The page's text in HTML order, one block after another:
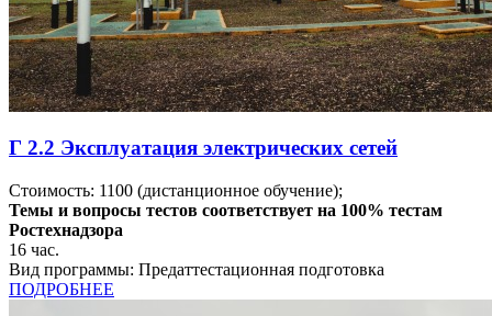
Г 2.2 Эксплуатация электрических сетей
Стоимость: 1100 (дистанционное обучение);
Темы и вопросы тестов соответствует на 100% тестам
Ростехнадзора
16 час.
Вид программы: Предаттестационная подготовка
ПОДРОБНЕЕ